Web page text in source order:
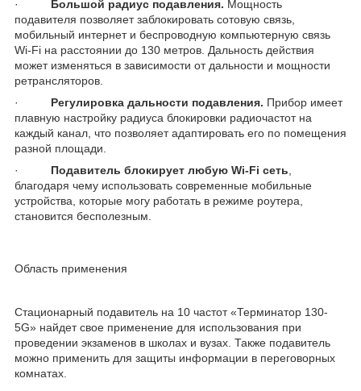
· Большой радиус подавления. Мощность
подавителя позволяет заблокировать сотовую связь,
мобильный интернет и беспроводную компьютерную связь
Wi-Fi на расстоянии до 130 метров. Дальность действия
может изменяться в зависимости от дальности и мощности
ретрансляторов.
· Регулировка дальности подавления. Прибор имеет
плавную настройку радиуса блокировки радиочастот на
каждый канал, что позволяет адаптировать его по помещения
разной площади.
· Подавитель блокирует любую Wi-Fi сеть
благодаря чему использовать современные мобильные
устройства, которые могу работать в режиме роутера,
становится бесполезным.
Область применения
Стационарный подавитель на 10 частот «Терминатор 130-
5G» найдет свое применение для использования при
проведении экзаменов в школах и вузах. Также подавитель
можно применить для защиты информации в переговорных
комнатах.